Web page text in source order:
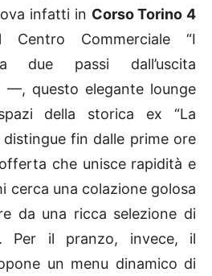
infatti in Corso Torino 4
Centro Commerciale “I
due passi dall’uscita
—, questo elegante lounge
della storica ex “La
distingue fin dalle prime ore
che unisce rapidità e
cerca una colazione golosa
da una ricca selezione di
Per il pranzo, invece, il
un menu dinamico di